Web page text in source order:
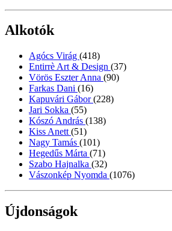
Alkotók
Agócs Virág (418)
Entirrè Art & Design (37)
Vörös Eszter Anna (90)
Farkas Dani (16)
Kapuvári Gábor(228)
Jari Sokka (55)
Kószó András (138)
Kiss Anett (51)
Nagy Tamás (101)
Hegedűs Márta (71)
Szabo Hajnalka (32)
Vászonkép Nyomda (1076)
Újdonságok